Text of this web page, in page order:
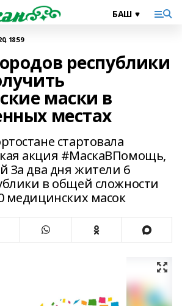
18:59
республики
маски в
местах
стартовала
акция #МаскаВПомощь,
За два дня жители 6
в общей сложности
медицинских масок